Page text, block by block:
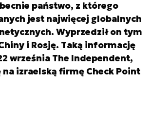
państwo, z którego
jest najwięcej globalnych
Wyprzedził on tym
i Rosję. Taką informację
września The Independent,
na izraelską firmę Check Point